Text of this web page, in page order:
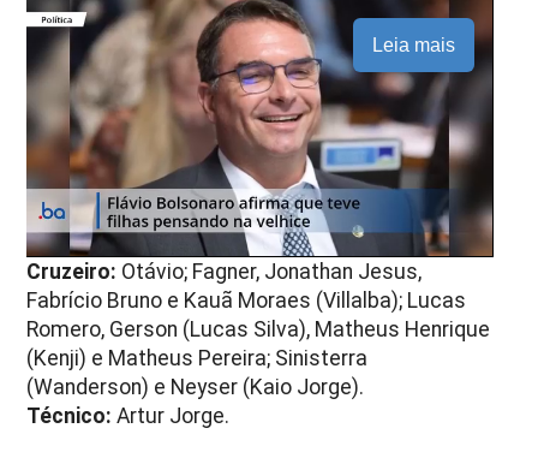
Leia mais
Cruzeiro: Otávio; Fagner, Jonathan Jesus,
Fabrício Bruno e Kauã Moraes (Villalba); Lucas
Romero, Gerson (Lucas Silva), Matheus Henrique
(Kenji) e Matheus Pereira; Sinisterra
(Wanderson) e Neyser (Kaio Jorge).
Técnico: Artur Jorge.